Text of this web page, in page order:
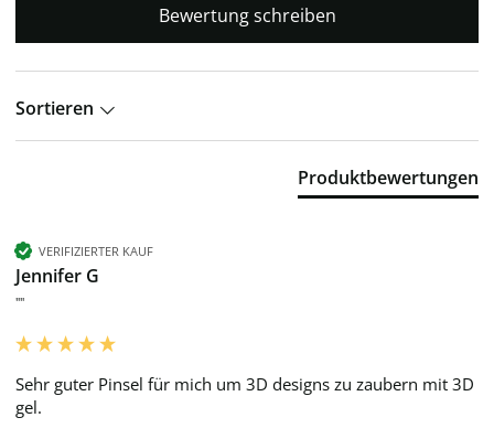
Bewertung schreiben
Sortieren
Produktbewertungen
VERIFIZIERTER KAUF
Jennifer G
""
Sehr guter Pinsel für mich um 3D designs zu zaubern mit 3D
gel.